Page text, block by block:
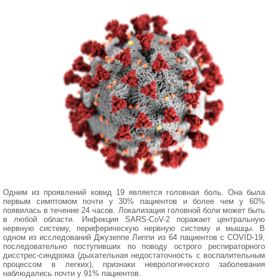
Одним из проявлений ковид 19 является головная боль. Она была
первым симптомом почти у 30% пациентов и более чем у 60%
появилась в течение 24 часов. Локализация головной боли может быть
в любой области. Инфекция SARS-CoV-2 поражает центральную
нервную систему, периферическую нервную систему и мышцы. В
одном из исследований Джузеппе Липпи из 64 пациентов с COVID-19,
последовательно поступивших по поводу острого респираторного
дисстрес-синдрома (дыхательная недостаточность с воспалительным
процессом в легких), признаки неврологического заболевания
наблюдались почти у 91% пациентов.